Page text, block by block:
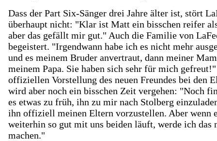
Dass der Part Six-Sänger drei Jahre älter ist, stört
überhaupt nicht: "Klar ist Matt ein bisschen reifer
aber das gefällt mir gut." Auch die Familie von
begeistert. "Irgendwann habe ich es nicht mehr
und es meinem Bruder anvertraut, dann meiner
meinem Papa. Sie haben sich sehr für mich
offiziellen Vorstellung des neuen Freundes bei den
wird aber noch ein bisschen Zeit vergehen: "Noch
es etwas zu früh, ihn zu mir nach Stolberg
ihn offiziell meinen Eltern vorzustellen. Aber wenn
weiterhin so gut mit uns beiden läuft, werde ich das
machen."